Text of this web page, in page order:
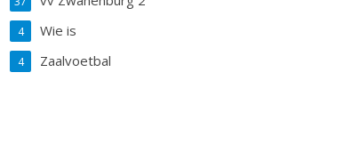
Wie is
4
Zaalvoetbal
4